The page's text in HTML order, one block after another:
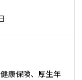
康保険、厚生年